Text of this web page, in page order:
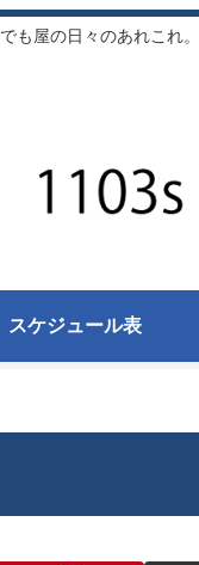
も屋の日々のあれこれ。
スケジュール表